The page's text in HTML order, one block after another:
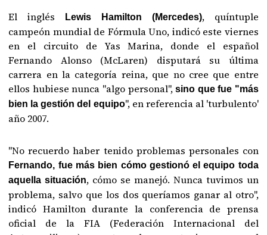
El inglés Lewis Hamilton (Mercedes), quíntuple
campeón mundial de Fórmula Uno, indicó este viernes
en el circuito de Yas Marina, donde el español
Fernando Alonso (McLaren) disputará su última
carrera en la categoría reina, que no cree que entre
ellos hubiese nunca "algo personal",sino que fue "más
bien la gestión del equipo", en referencia al 'turbulento'
año 2007.
"No recuerdo haber tenido problemas personales con
Fernando, fue más bien cómo gestionó el equipo toda
aquella situación, cómo se manejó. Nunca tuvimos un
problema, salvo que los dos queríamos ganar al otro",
indicó Hamilton durante la conferencia de prensa
oficial de la FIA (Federación Internacional del